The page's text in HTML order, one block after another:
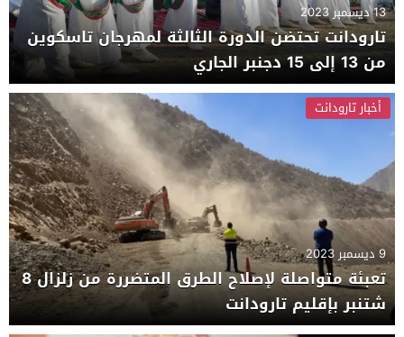
13 ديسمبر 2023
تارودانت تحتضن الدورة الثالثة لمهرجان تاسكوين
من 13 إلى 15 دجنبر الجاري
أخبار تارودانت
9 ديسمبر 2023
تعبئة متواصلة لإصلاح الطرق المتضررة من زلزال 8
شتنبر بإقليم تارودانت